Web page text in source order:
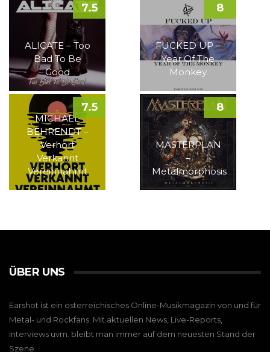
ALICATE – Too
Bad To Be
Good
7.5
FUCKED UP –
Year Of The
Monkey
8
MICHAEL
BEHRENDT –
Verhört
Verkannt
Vereinnahmt
7.5
MASTERPLAN
–
Metalmorphosis
8
ÜBER UNS
Earshot ist ein österreichisches Online-Musikmagazin von und für
Metal- und Rockfans. Mit aktuellen News, Live-Reports,
Interviews uvm. bleibt man immer auf dem neuesten Stand der
Szene.